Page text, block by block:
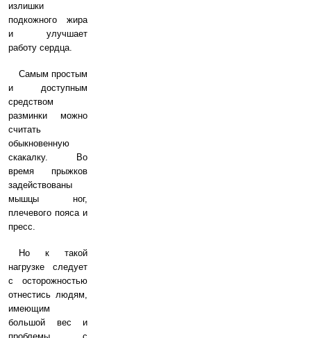
излишки
подкожного жира
и улучшает
работу сердца.
Самым простым
и доступным
средством
разминки можно
считать
обыкновенную
скакалку. Во
время прыжков
задействованы
мышцы ног,
плечевого пояса и
пресс.
Но к такой
нагрузке следует
с осторожностью
отнестись людям,
имеющим
большой вес и